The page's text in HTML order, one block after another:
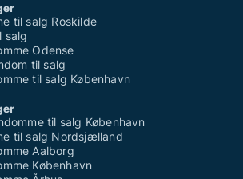
til salg Roskilde
salg
Odense
til salg
til salg København
til salg København
til salg Nordsjælland
Aalborg
København